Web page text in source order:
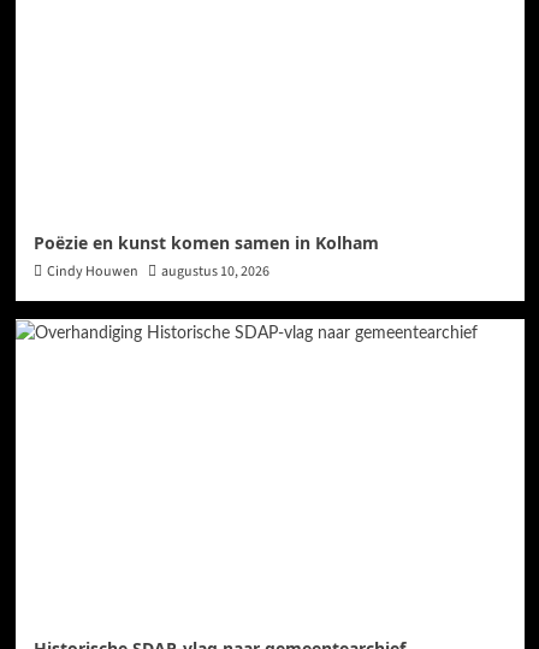
Poëzie en kunst komen samen in Kolham
Cindy Houwen augustus 10, 2026